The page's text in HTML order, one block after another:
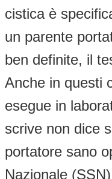
cistica è
un parente
ben definite, il
Anche in questi
esegue in
scrive non dice
portatore sano
Nazionale